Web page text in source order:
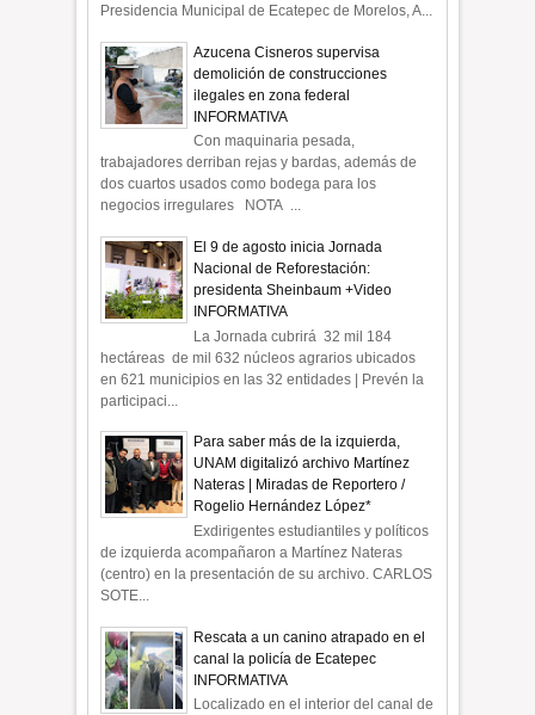
Presidencia Municipal de Ecatepec de Morelos, A...
Azucena Cisneros supervisa
demolición de construcciones
ilegales en zona federal
INFORMATIVA
Con maquinaria pesada,
trabajadores derriban rejas y bardas, además de
dos cuartos usados como bodega para los
negocios irregulares NOTA ...
El 9 de agosto inicia Jornada
Nacional de Reforestación:
presidenta Sheinbaum +Video
INFORMATIVA
La Jornada cubrirá 32 mil 184
hectáreas de mil 632 núcleos agrarios ubicados
en 621 municipios en las 32 entidades | Prevén la
participaci...
Para saber más de la izquierda,
UNAM digitalizó archivo Martínez
Nateras | Miradas de Reportero /
Rogelio Hernández López*
Exdirigentes estudiantiles y políticos
de izquierda acompañaron a Martínez Nateras
(centro) en la presentación de su archivo. CARLOS
SOTE...
Rescata a un canino atrapado en el
canal la policía de Ecatepec
INFORMATIVA
Localizado en el interior del canal de